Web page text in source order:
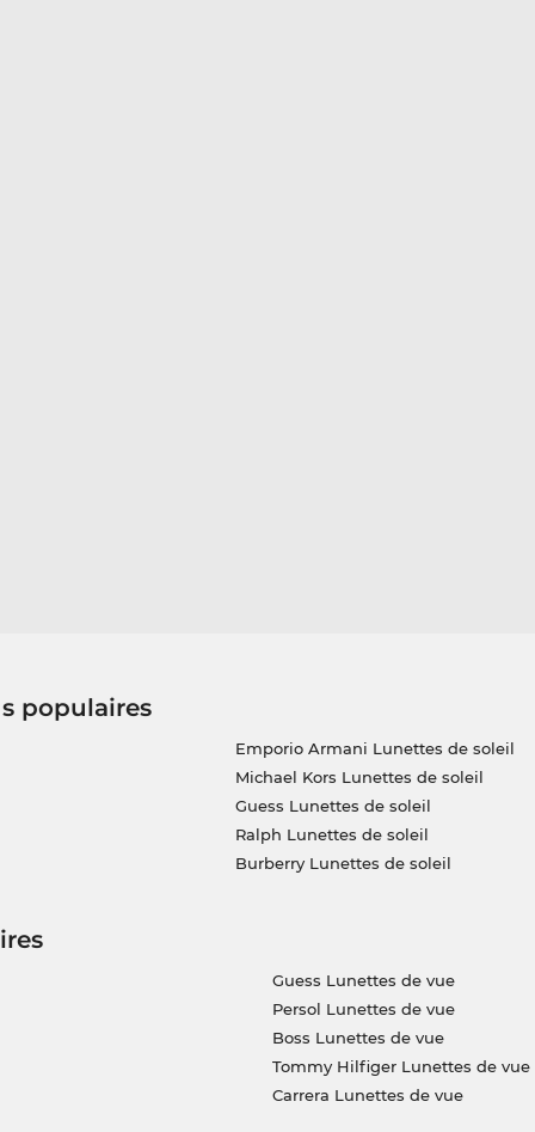
populaires
Emporio Armani Lunettes de soleil
Michael Kors Lunettes de soleil
Guess Lunettes de soleil
Ralph Lunettes de soleil
Burberry Lunettes de soleil
Guess Lunettes de vue
Persol Lunettes de vue
Boss Lunettes de vue
Tommy Hilfiger Lunettes de vue
Carrera Lunettes de vue